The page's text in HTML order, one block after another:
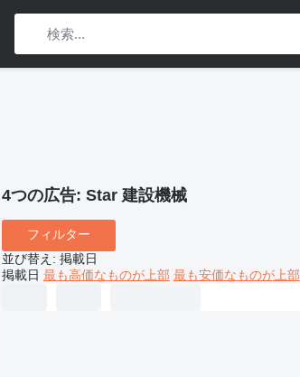
4つの広告: Star 建設機械
フィルター
並び替え : 掲載日
掲載日 最も高価なものが上部 最も安価なものが上部